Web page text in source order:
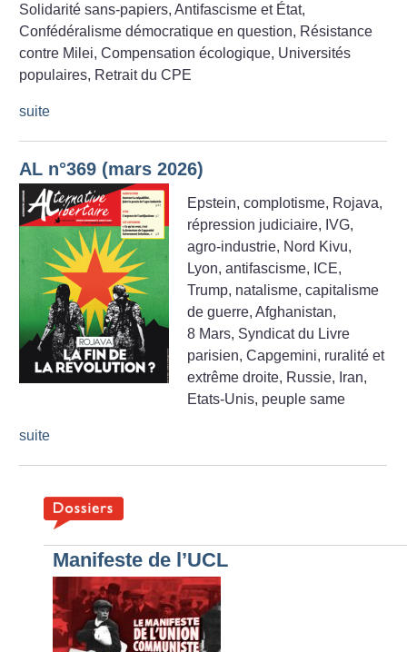
Solidarité sans-papiers, Antifascisme et État,
Confédéralisme démocratique en question, Résistance
contre Milei, Compensation écologique, Universités
populaires, Retrait du CPE
suite
AL n°369 (mars 2026)
Epstein, complotisme, Rojava,
répression judiciaire, IVG,
agro-industrie, Nord Kivu,
Lyon, antifascisme, ICE,
Trump, natalisme, capitalisme
de guerre, Afghanistan,
8 Mars, Syndicat du Livre
parisien, Capgemini, ruralité et
extrême droite, Russie, Iran,
Etats-Unis, peuple same
suite
Manifeste de l’UCL